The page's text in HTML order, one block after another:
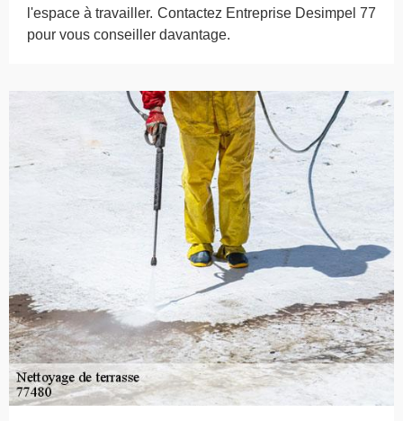
l'espace à travailler. Contactez Entreprise Desimpel 77
pour vous conseiller davantage.